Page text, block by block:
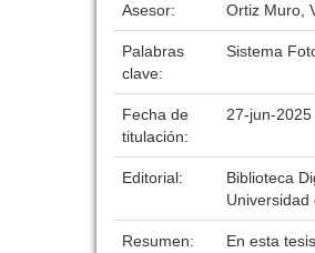
Asesor: Ortiz Muro,
Palabras
clave:
Sistema
Fecha de
titulación:
27-jun-2025
Editorial:
Biblioteca
Universidad
Resumen:
En esta